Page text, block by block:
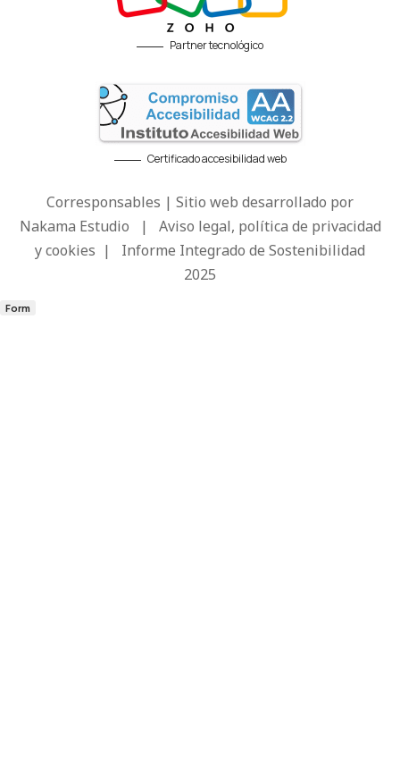
Partner tecnológico
Certificado accesibilidad web
Corresponsables | Sitio web desarrollado por
Nakama Estudio | Aviso legal, política de privacidad
y cookies | Informe Integrado de Sostenibilidad
2025
Form